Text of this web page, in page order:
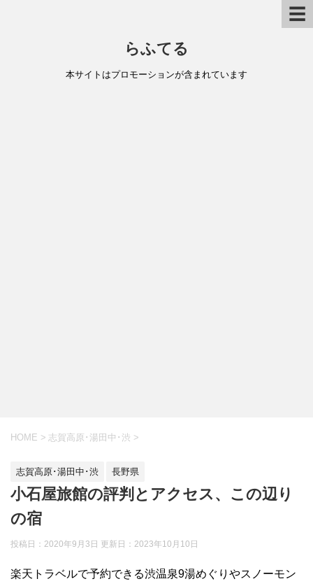
☰
らふてる
本サイトはプロモーションが含まれています
HOME > 志賀高原･湯田中･渋 >
志賀高原･湯田中･渋 長野県
小石屋旅館の評判とアクセス、この辺り
の宿
投稿日：2020年9月3日 更新日： 2023年10月10日
楽天トラベルで予約できる渋温泉9湯めぐりやスノーモン